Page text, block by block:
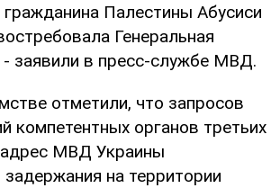
гражданина Палестины Абусиси
Генеральная
- заявили в пресс-службе МВД.
отметили, что запросов
компетентных органов третьих
адрес МВД Украины
задержания на территории